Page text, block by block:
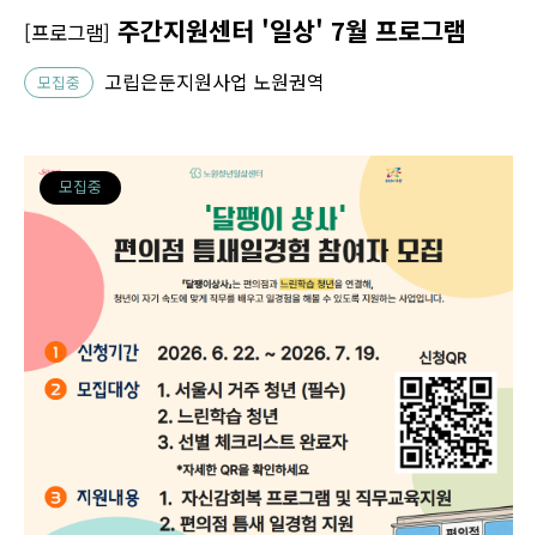
[프로그램] 주간지원센터 '일상' 7월 프로그램
모집중 고립은둔지원사업 노원권역
모집중